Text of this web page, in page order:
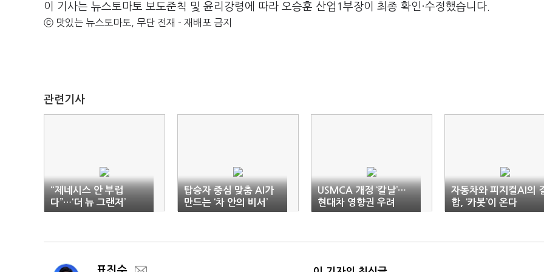
이 기사는 뉴스토마토 보도준칙 및 윤리강령에 따라 오승훈 산업1부장이 최종 확인·수정했습니다.
ⓒ 맛있는 뉴스토마토, 무단 전재 - 재배포 금지
관련기사
“제네시스 안 부럽
다”…‘더 뉴 그랜저’
탑승자 중심 맞춤 AI가
만드는 ‘차 안의 비서’
USMCA 개정 ‘칼날’…
현대차 영향권 우려
자동차와 피지컬AI의
합, ‘카봇’이 온다